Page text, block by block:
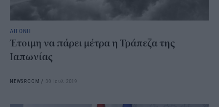
ΔΙΕΘΝΗ
Έτοιμη να πάρει μέτρα η Τράπεζα της
Ιαπωνίας
NEWSROOM / 30 Ιουλ 2019